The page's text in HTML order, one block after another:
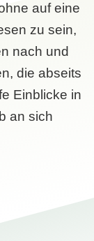
auf eine
zu sein,
nach und
die abseits
Einblicke in
an sich